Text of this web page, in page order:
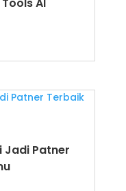
Jadi Patner